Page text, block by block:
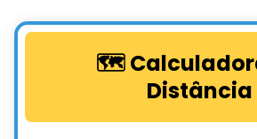
🗺️
Distância